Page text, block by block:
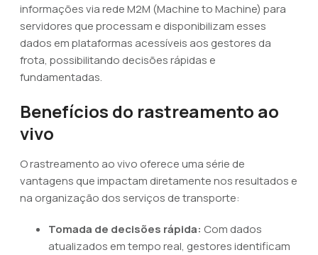
informações via rede M2M (Machine to Machine) para
servidores que processam e disponibilizam esses
dados em plataformas acessíveis aos gestores da
frota, possibilitando decisões rápidas e
fundamentadas.
Benefícios do rastreamento ao
vivo
O rastreamento ao vivo oferece uma série de
vantagens que impactam diretamente nos resultados e
na organização dos serviços de transporte:
Tomada de decisões rápida: Com dados
atualizados em tempo real, gestores identificam